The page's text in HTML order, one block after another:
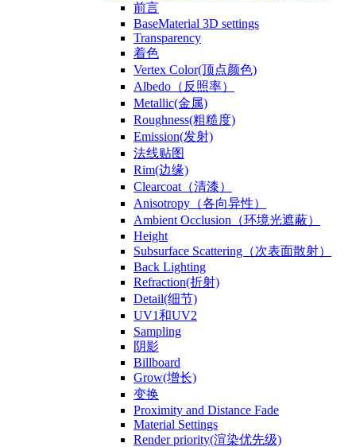
前言
BaseMaterial 3D settings
Transparency
着色
Vertex Color(顶点颜色)
Albedo（反照率）
Metallic(金属)
Roughness(粗糙度)
Emission(发射)
法线贴图
Rim(边缘)
Clearcoat（清漆）
Anisotropy（各向异性）
Ambient Occlusion（环境光遮蔽）
Height
Subsurface Scattering（次表面散射）
Back Lighting
Refraction(折射)
Detail(细节)
UV1和UV2
Sampling
阴影
Billboard
Grow(增长)
变换
Proximity and Distance Fade
Material Settings
Render priority(渲染优先级)